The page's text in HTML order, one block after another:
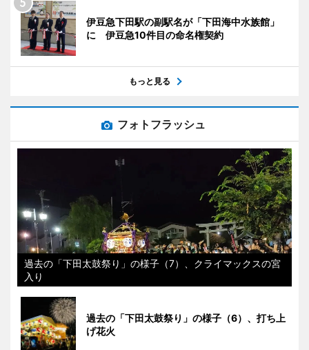
伊豆急下田駅の副駅名が「下田海中水族館」
に 伊豆急10件目の命名権契約
もっと見る
フォトフラッシュ
過去の「下田太鼓祭り」の様子（7）、クライマックスの宮
入り
過去の「下田太鼓祭り」の様子（6）、打ち上
げ花火